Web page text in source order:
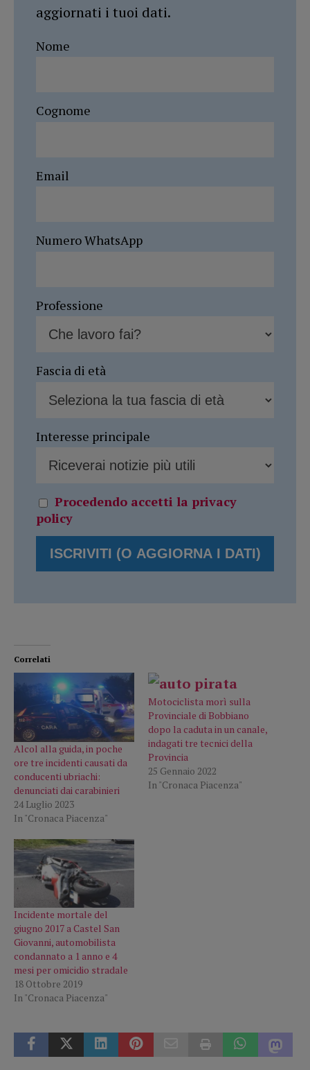
aggiornati i tuoi dati.
Nome
Cognome
Email
Numero WhatsApp
Professione
Fascia di età
Interesse principale
Procedendo accetti la privacy
policy
Correlati
Alcol alla guida, in poche
ore tre incidenti causati da
conducenti ubriachi:
denunciati dai carabinieri
24 Luglio 2023
In "Cronaca Piacenza"
Motociclista morì sulla
Provinciale di Bobbiano
dopo la caduta in un canale,
indagati tre tecnici della
Provincia
25 Gennaio 2022
In "Cronaca Piacenza"
Incidente mortale del
giugno 2017 a Castel San
Giovanni, automobilista
condannato a 1 anno e 4
mesi per omicidio stradale
18 Ottobre 2019
In "Cronaca Piacenza"